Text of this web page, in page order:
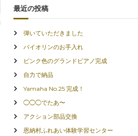
最近の投稿
弾いていただきました
バイオリンのお手入れ
ピンク色のグランドピアノ完成
自力で納品
Yamaha No.25 完成！
◯◯◯でたあ〜
アクション部品交換
恩納村ふれあい体験学習センター